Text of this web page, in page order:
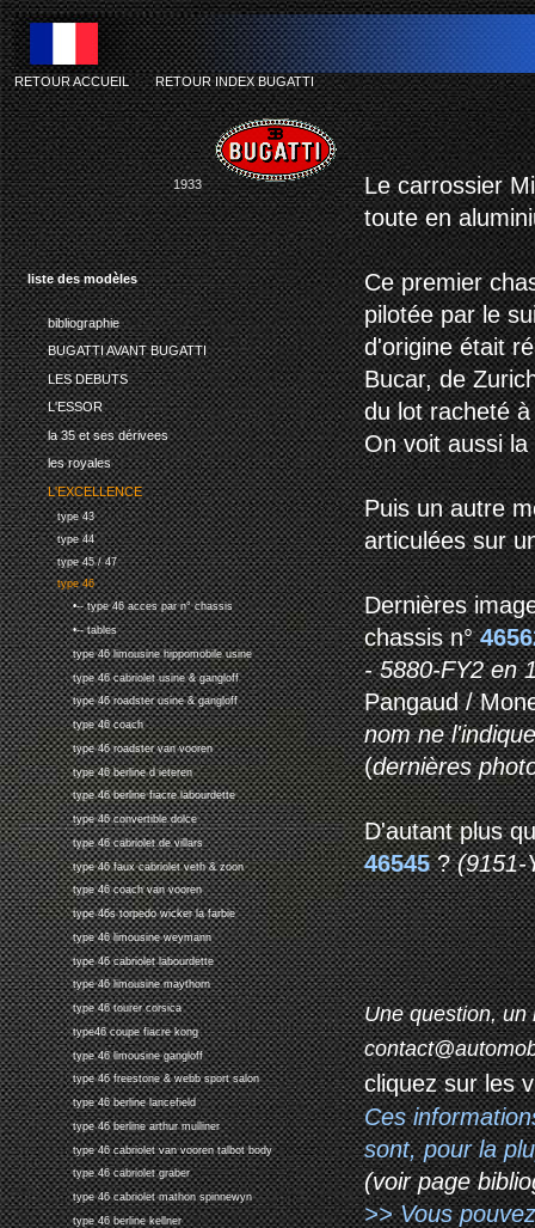
liste des modèles
bibliographie
BUGATTI AVANT BUGATTI
LES DEBUTS
L'ESSOR
la 35 et ses dérivees
les royales
L'EXCELLENCE
type 43
type 44
type 45 / 47
type 46
•-- type 46 acces par n° chassis
•-- tables
type 46 limousine hippomobile usine
type 46 cabriolet usine & gangloff
type 46 roadster usine & gangloff
type 46 coach
type 46 roadster van vooren
type 46 berline d ieteren
type 46 berline fiacre labourdette
type 46 convertible dolce
type 46 cabriolet de villars
type 46 faux cabriolet veth & zoon
type 46 coach van vooren
type 46s torpedo wicker la farbie
type 46 limousine weymann
type 46 cabriolet labourdette
type 46 limousine maythorn
type 46 tourer corsica
type46 coupe fiacre kong
type 46 limousine gangloff
type 46 freestone & webb sport salon
type 46 berline lancefield
type 46 berline arthur mulliner
type 46 cabriolet van vooren talbot body
type 46 cabriolet graber
type 46 cabriolet mathon spinnewyn
type 46 berline kellner
RETOUR ACCUEIL-RETOUR INDEX BUGATTI
1933
Le carrossier
toute en
Ce premier
pilotée par le
d'origine était
Bucar, de
du lot racheté
On voit aussi
Puis un autre
articulées sur
Dernières
chassis n°
- 5880-FY2 en
Pangaud /
nom ne
(dernières
D'autant plus
46545?(9151-
Une question, un
cliquez sur les
Ces
sont, pour la
(voir page
>> Vous